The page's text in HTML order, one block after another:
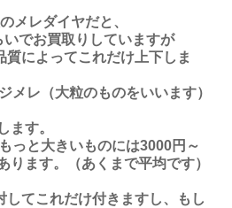
メレダイヤだと、
でお買取りしていますが
質によってこれだけ上下しま
メレ（大粒のものをいいます）
ます。
っと大きいものには3000円～
ります。（あくまで平均です）
してこれだけ付きますし、もし